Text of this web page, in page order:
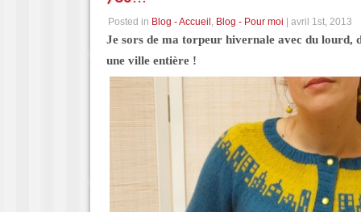
Posted in Blog - Accueil , Blog - Pour moi | avril 1st, 2013
Je sors de ma torpeur hivernale avec du
une ville entière !